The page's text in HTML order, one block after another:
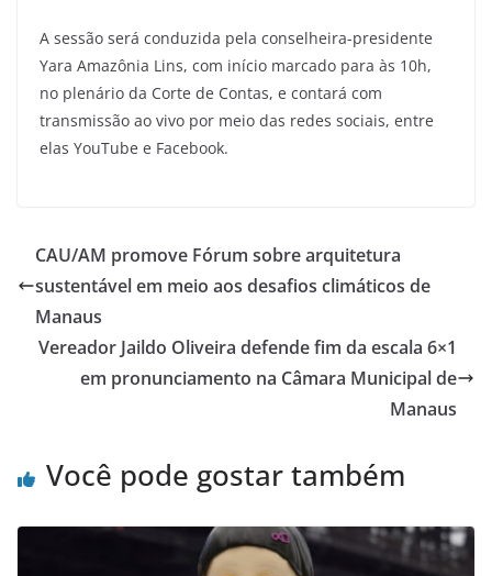
A sessão será conduzida pela conselheira-presidente
Yara Amazônia Lins, com início marcado para às 10h,
no plenário da Corte de Contas, e contará com
transmissão ao vivo por meio das redes sociais, entre
elas YouTube e Facebook.
CAU/AM promove Fórum sobre arquitetura
sustentável em meio aos desafios climáticos de
Manaus
Vereador Jaildo Oliveira defende fim da escala 6×1
em pronunciamento na Câmara Municipal de
Manaus
Você pode gostar também